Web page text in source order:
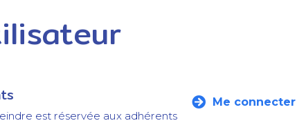
est réservée aux adhérents
Me connecter